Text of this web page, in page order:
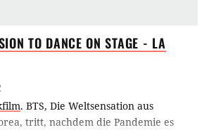
TO DANCE ON STAGE - LA
. BTS, Die Weltsensation aus
tritt, nachdem die Pandemie es